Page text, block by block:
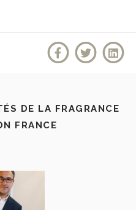
DE LA FRAGRANCE
FRANCE